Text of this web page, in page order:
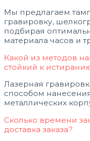
Мы предлагаем
гравировку,
подбирая
материала часов и
Какой из методов
стойкий к
Лазерная
способом
металлических
Сколько времени
доставка заказа?